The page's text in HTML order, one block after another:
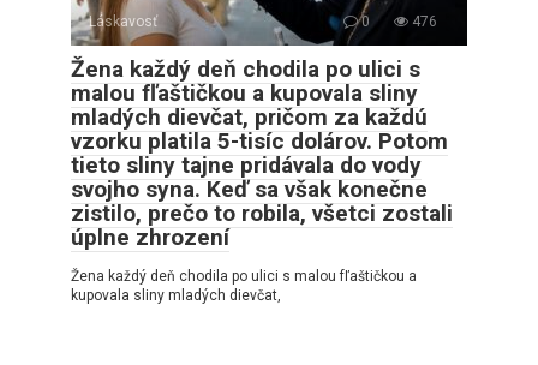
Láskavosť 0 476
Žena každý deň chodila po ulici s
malou fľaštičkou a kupovala sliny
mladých dievčat, pričom za každú
vzorku platila 5-tisíc dolárov. Potom
tieto sliny tajne pridávala do vody
svojho syna. Keď sa však konečne
zistilo, prečo to robila, všetci zostali
úplne zhrození
Žena každý deň chodila po ulici s malou fľaštičkou a
kupovala sliny mladých dievčat,